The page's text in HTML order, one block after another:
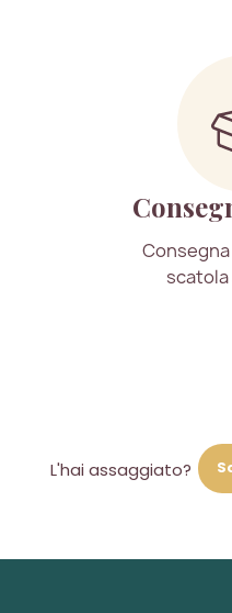
L'hai assaggiato?